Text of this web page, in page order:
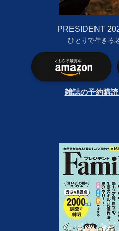
PRESIDENT
ひとりで生きる
雑誌の予約購